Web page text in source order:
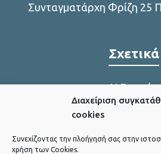
Διαχείριση
cookies
Συνεχίζοντας την πλοήγησή σας στην
χρήση των Cookies.
Συνταγματάρχη Φρίζη 25
Σχετικά
Η Εταιρία
Η παραγωγή